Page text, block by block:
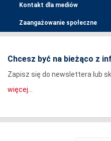
Kontakt dla mediów
Zaangażowanie społeczne
Chcesz być na bieżąco z
Zapisz się do newslettera lub
więcej...